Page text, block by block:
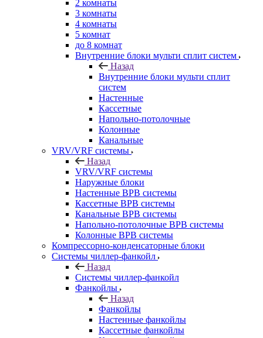
2 комнаты
3 комнаты
4 комнаты
5 комнат
до 8 комнат
Внутренние блоки мульти сплит систем
Назад
Внутренние блоки мульти сплит
систем
Настенные
Кассетные
Напольно-потолочные
Колонные
Канальные
VRV/VRF системы
Назад
VRV/VRF системы
Наружные блоки
Настенные ВРВ системы
Кассетные ВРВ системы
Канальные ВРВ системы
Напольно-потолочные ВРВ системы
Колонные ВРВ системы
Компрессорно-конденсаторные блоки
Системы чиллер-фанкойл
Назад
Системы чиллер-фанкойл
Фанкойлы
Назад
Фанкойлы
Настенные фанкойлы
Кассетные фанкойлы